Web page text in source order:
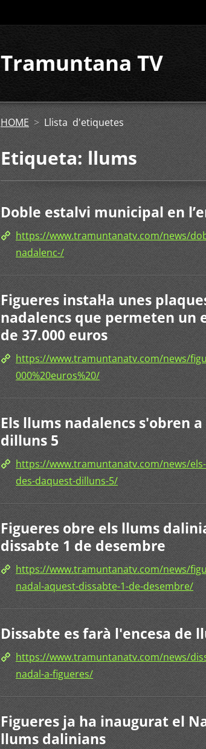
Tramuntana TV
HOME > Llista d'etiquetes
Etiqueta: llums
Doble estalvi municipal en
https://www.tramuntanatv.com/news/
nadalenc-/
Figueres instal·la unes
nadalencs que permeten un
de 37.000 euros
https://www.tramuntanatv.com/news/
000%20euros%20/
Els llums nadalencs s'obren
dilluns 5
https://www.tramuntanatv.com/news/
des-daquest-dilluns-5/
Figueres obre els llums
dissabte 1 de desembre
https://www.tramuntanatv.com/news/
nadal-aquest-dissabte-1-de-desembre/
Dissabte es farà l'encesa de
https://www.tramuntanatv.com/news/
nadal-a-figueres/
Figueres ja ha inaugurat el
llums dalinians